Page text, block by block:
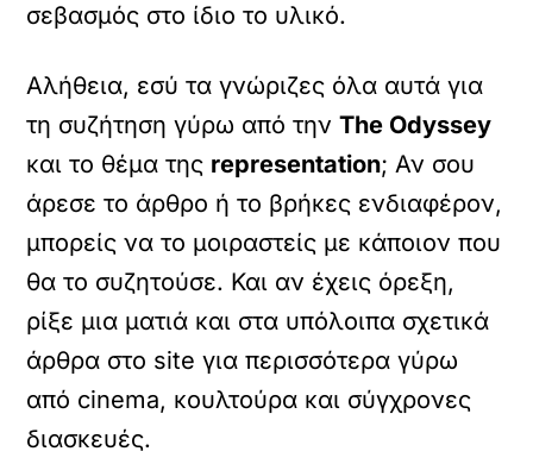
σεβασμός στο ίδιο το υλικό.
Αλήθεια, εσύ τα γνώριζες όλα αυτά για
τη συζήτηση γύρω από τηνThe Odyssey
και το θέμα της representation; Αν σου
άρεσε το άρθρο ή το βρήκες ενδιαφέρον,
μπορείς να το μοιραστείς με κάποιον που
θα το συζητούσε. Και αν έχεις όρεξη,
ρίξε μια ματιά και στα υπόλοιπα σχετικά
άρθρα στο site για περισσότερα γύρω
από cinema, κουλτούρα και σύγχρονες
διασκευές.